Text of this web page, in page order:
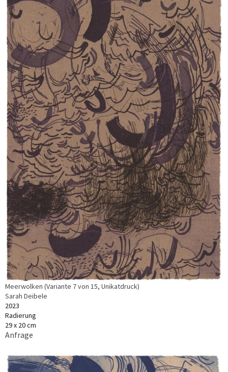
Meerwolken (Variante 7 von 15, Unikatdruck)
Sarah Deibele
2023
Radierung
29 x 20 cm
Anfrage